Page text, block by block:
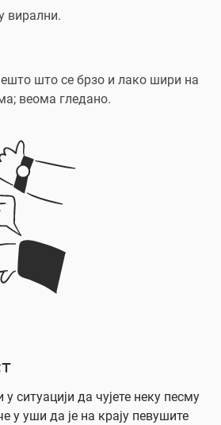
вирални.
што се брзо и лако шири на
веома гледано.
ситуацији да чујете неку песму
у уши да је на крају певушите